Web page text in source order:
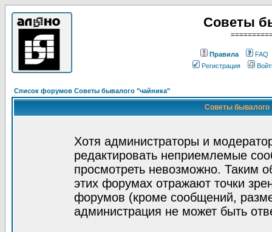
Советы
Правила
FAQ
Регистрация
Список форумов Советы бывалого "чайника"
Советы бывалого
Хотя администраторы и
редактировать неприемлемые
просмотреть невозможно. Таким
этих форумах отражают точки
форумов (кроме сообщений,
администрация не может быть